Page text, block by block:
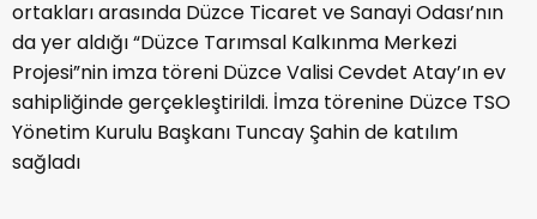
ortakları arasında Düzce Ticaret ve Sanayi Odası’nın
da yer aldığı “Düzce Tarımsal Kalkınma Merkezi
Projesi”nin imza töreni Düzce Valisi Cevdet Atay’ın ev
sahipliğinde gerçekleştirildi. İmza törenine Düzce TSO
Yönetim Kurulu Başkanı Tuncay Şahin de katılım
sağladı